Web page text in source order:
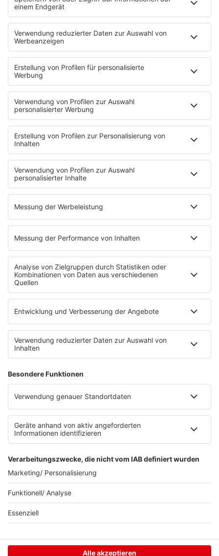
Gesundheitstipp vom 27.10.2023 -
Thema: Familie
00:00
Gesundheitstipp vom 03.11.2023 -
Thema: Schlafen
00:00 …
Gesundheitstipp vom 10.11.2023 -
Thema: Bewegung
00:00 …
Gesundheitstipp vom 17.11.2023 -
Thema: Ernährung
00:00
Gesundheitstipp vom 24.11.2023 -
Thema: Sport
00:00
Gesundheitstipp vom 01.12.2023 -
Thema: Stress
00:00 …
Datenschutz-Einstellungen
© 2015-2026 RNB Radio Neckarburg GmbH
Jobs AGB Teilnahmebedingungen Datenschutz
Impressum